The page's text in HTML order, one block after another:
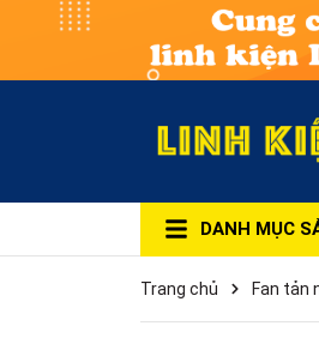
DANH MỤC
Trang chủ Fan tản